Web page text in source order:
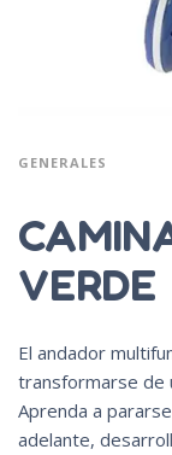
GENERALES
VERDE
El andador
transformarse de
Aprenda a
adelante,